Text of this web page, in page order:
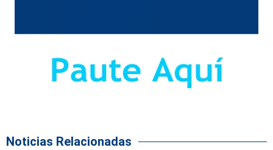
Noticias Relacionadas